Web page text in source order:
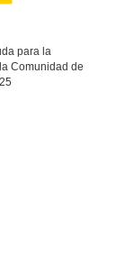
para la
Comunidad de